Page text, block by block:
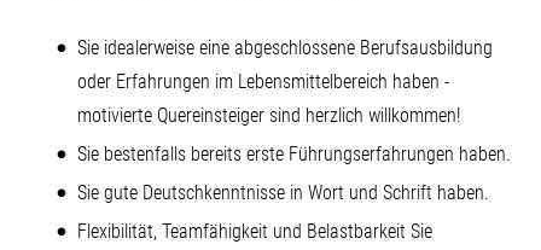
Sie idealerweise eine abgeschlossene Berufsausbildung
oder Erfahrungen im Lebensmittelbereich haben -
motivierte Quereinsteiger sind herzlich willkommen!
Sie bestenfalls bereits erste Führungserfahrungen haben.
Sie gute Deutschkenntnisse in Wort und Schrift haben.
Flexibilität, Teamfähigkeit und Belastbarkeit Sie